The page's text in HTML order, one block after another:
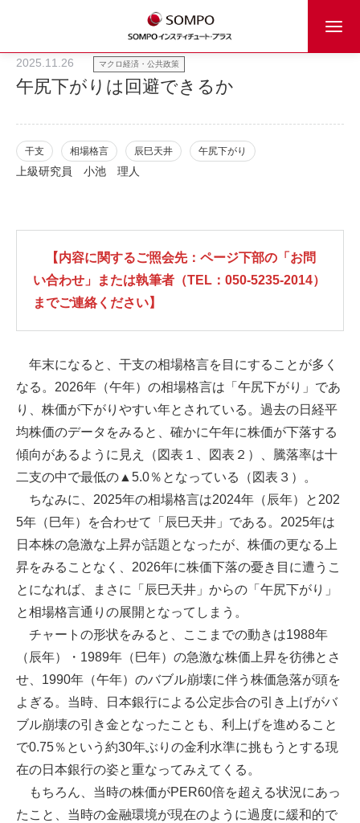
2025.11.26 マクロ経済・公共政策
午尻下がりは回避できるか
干支 相場格言 辰巳天井 午尻下がり
上級研究員 小池 理人
【内容に関するご照会先：ページ下部の「お問
い合わせ」または執筆者（TEL：050-5235-2014）
までご連絡ください】
年末になると、干支の相場格言を目にすることが多く
なる。2026年（午年）の相場格言は「午尻下がり」であ
り、株価が下がりやすい年とされている。過去の日経平
均株価のデータをみると、確かに午年に株価が下落する
傾向があるように見え（図表１、図表２）、騰落率は十
二支の中で最低の▲5.0％となっている（図表３）。
ちなみに、2025年の相場格言は2024年（辰年）と202
5年（巳年）を合わせて「辰巳天井」である。2025年は
日本株の急激な上昇が話題となったが、株価の更なる上
昇をみることなく、2026年に株価下落の憂き目に遭うこ
とになれば、まさに「辰巳天井」からの「午尻下がり」
と相場格言通りの展開となってしまう。
チャートの形状をみると、ここまでの動きは1988年
（辰年）・1989年（巳年）の急激な株価上昇を彷彿とさ
せ、1990年（午年）のバブル崩壊に伴う株価急落が頭を
よぎる。当時、日本銀行による公定歩合の引き上げがバ
ブル崩壊の引き金となったことも、利上げを進めること
で0.75％という約30年ぶりの金利水準に挑もうとする現
在の日本銀行の姿と重なってみえてくる。
もちろん、当時の株価がPER60倍を超える状況にあっ
たこと、当時の金融環境が現在のように過度に緩和的で